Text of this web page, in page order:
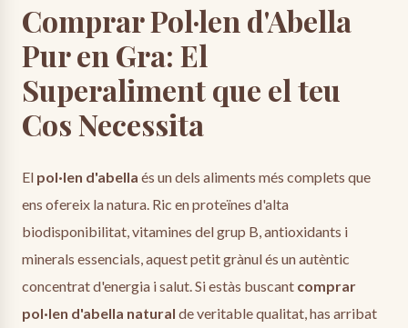
Comprar Pol·len d'Abella
Pur en Gra: El
Superaliment que el teu
Cos Necessita
El pol·len d'abella és un dels aliments més complets que
ens ofereix la natura. Ric en proteïnes d'alta
biodisponibilitat, vitamines del grup B, antioxidants i
minerals essencials, aquest petit grànul és un autèntic
concentrat d'energia i salut. Si estàs buscant comprar
pol·len d'abella natural de veritable qualitat, has arribat